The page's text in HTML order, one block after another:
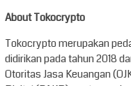
About Tokocrypto
Tokocrypto merupakan
didirikan pada tahun 2018
Otoritas Jasa Keuangan